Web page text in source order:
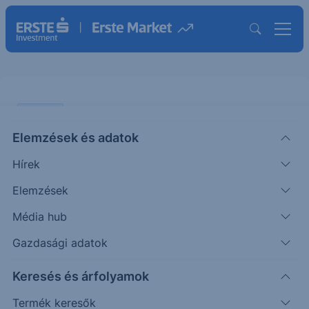
Elemzések és adatok
Hírek
Elemzések
Média hub
Gazdasági adatok
Keresés és árfolyamok
Termék keresők
alakulása rányomja a bélyegét az
eredményre
ÖTLETGYÁR MINI
|2026. május 8. 14:13
Az Erste szektorelemzője május 5-én tette közzé